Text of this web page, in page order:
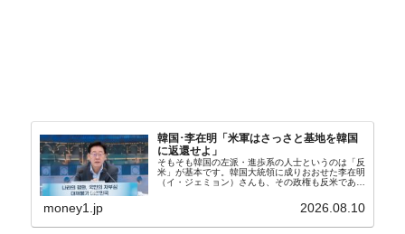
韓国･李在明「米軍はさっさと基地を韓国
に返還せよ」
そもそも韓国の左派・進歩系の人士というのは「反
米」が基本です。韓国大統領に成りおおせた李在明
（イ・ジェミョン）さんも、その政権も反米であ
（アン・ギュベク）さんが国防部長（長官）を努め
money1.jp 2026.08.10